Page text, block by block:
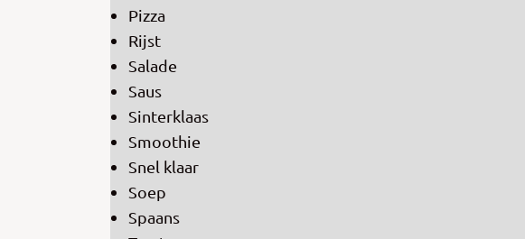
Pizza
Rijst
Salade
Saus
Sinterklaas
Smoothie
Snel klaar
Soep
Spaans